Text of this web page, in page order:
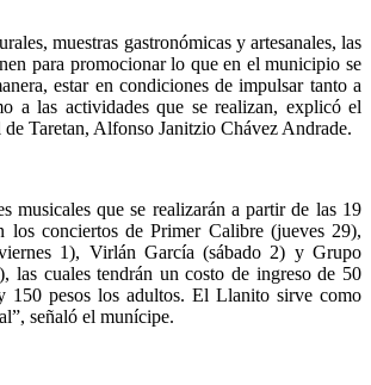
muestras gastronómicas y artesanales, las
para promocionar lo que en el municipio se
estar en condiciones de impulsar tanto a
a las actividades que se realizan, explicó el
Taretan, Alfonso Janitzio Chávez Andrade.
musicales que se realizarán a partir de las 19
los conciertos de Primer Calibre (jueves 29),
1), Virlán García (sábado 2) y Grupo
las cuales tendrán un costo de ingreso de 50
150 pesos los adultos. El Llanito sirve como
señaló el munícipe.